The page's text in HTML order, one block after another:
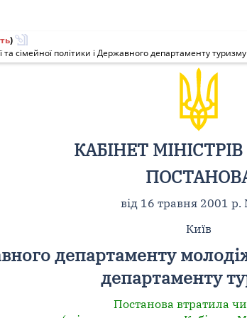
)
сімейної політики і Державного департаменту туризму